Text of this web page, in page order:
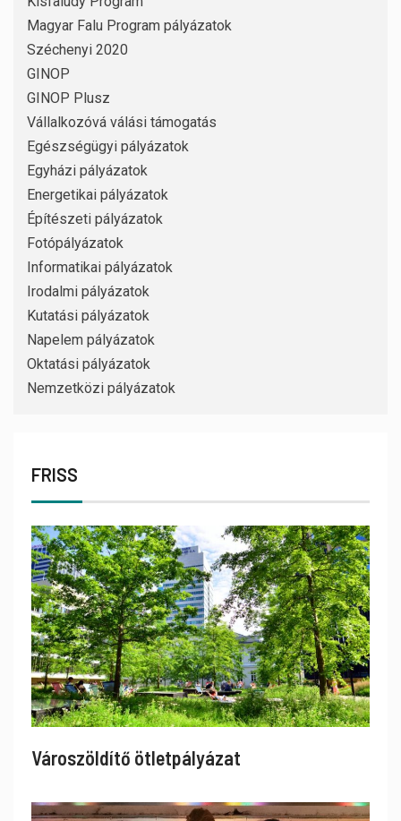
Magyar Falu Program pályázatok
Széchenyi 2020
GINOP
GINOP Plusz
Vállalkozóvá válási támogatás
Egészségügyi pályázatok
Egyházi pályázatok
Energetikai pályázatok
Építészeti pályázatok
Fotópályázatok
Informatikai pályázatok
Irodalmi pályázatok
Kutatási pályázatok
Napelem pályázatok
Oktatási pályázatok
Nemzetközi pályázatok
FRISS
Városzöldítő ötletpályázat